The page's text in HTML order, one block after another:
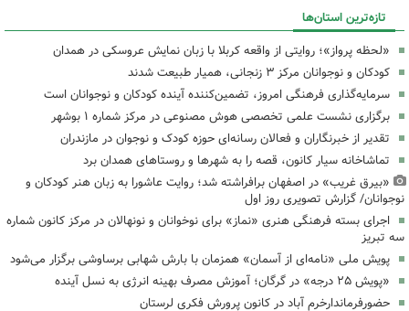
تازه‌ترین استان‌ها
«لحظه پرواز»؛ روایتی از واقعه کربلا با زبان نمایش عروسکی در همدان
کودکان و نوجوانان مرکز ۳ زنجانی، همیار طبیعت شدند
سرمایه‌گذاری فرهنگی امروز، تضمین‌کننده آینده کودکان و نوجوانان است
برگزاری نشست علمی تخصصی هوش مصنوعی در مرکز شماره ۱ بوشهر
تقدیر از خبرنگاران و فعالان رسانه‌ای حوزه کودک و نوجوان در مازندران
تماشاخانه سیار کانون، قصه را به شهرها و روستاهای همدان برد
«بیرق غریب» در اصفهان برافراشته شد؛ روایت عاشورا به زبان هنر کودکان و
نوجوانان/ گزارش تصویری روز اول
اجرای بسته فرهنگی هنری «نماز» برای نوخوانان و نونهالان در مرکز کانون شماره
سه تبریز
پویش ملی «نامه‌ای از آسمان» همزمان با بارش شهابی برساوشی برگزار می‌شود
«پویش ۲۵ درجه» در گرگان؛ آموزش مصرف بهینه انرژی به نسل آینده
حضورفرماندارخرم آباد در کانون پرورش فکری لرستان